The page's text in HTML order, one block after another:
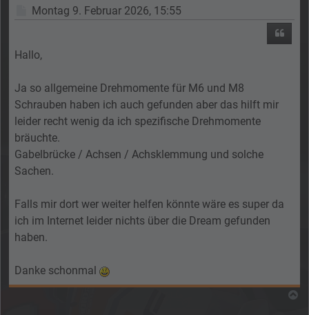
Beitrag
Montag 9. Februar 2026, 15:55
Hallo,
Ja so allgemeine Drehmomente für M6 und M8
Schrauben haben ich auch gefunden aber das hilft mir
leider recht wenig da ich spezifische Drehmomente
bräuchte.
Gabelbrücke / Achsen / Achsklemmung und solche
Sachen.
Falls mir dort wer weiter helfen könnte wäre es super da
ich im Internet leider nichts über die Dream gefunden
haben.
Danke schonmal